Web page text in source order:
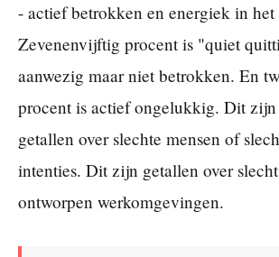
- actief betrokken en energiek in het
Zevenenvijftig procent is "quiet
aanwezig maar niet betrokken. En
procent is actief ongelukkig. Dit zijn
getallen over slechte mensen of
intenties. Dit zijn getallen over slecht
ontworpen werkomgevingen.